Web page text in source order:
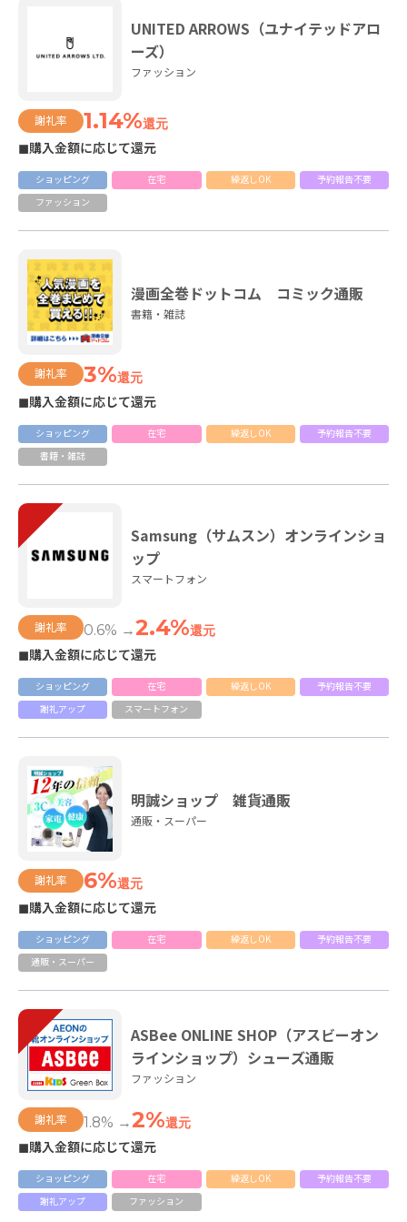
UNITED ARROWS（ユナイテッドアロ
ーズ）
ファッション
謝礼率 1.14%還元
◼購入金額に応じて還元
ショッピング 在宅 繰返しOK
予約報告不要
ファッション
漫画全巻ドットコム コミック通販
書籍・雑誌
謝礼率 3%還元
◼購入金額に応じて還元
ショッピング 在宅 繰返しOK
予約報告不要
書籍・雑誌
Samsung（サムスン）オンラインショ
ップ
スマートフォン
謝礼率 0.6% →2.4%還元
◼購入金額に応じて還元
ショッピング 在宅 繰返しOK
予約報告不要
謝礼アップ
スマートフォン
明誠ショップ 雑貨通販
通販・スーパー
謝礼率 6%還元
◼購入金額に応じて還元
ショッピング 在宅 繰返しOK
予約報告不要
通販・スーパー
ASBee ONLINE SHOP（アスビーオン
ラインショップ）シューズ通販
ファッション
謝礼率 1.8% →2%還元
◼購入金額に応じて還元
ショッピング 在宅 繰返しOK
予約報告不要
謝礼アップ
ファッション